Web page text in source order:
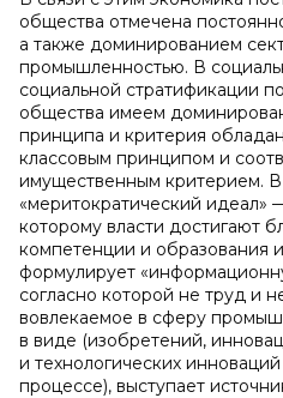
общества отмечена
а также доминированием
промышленностью. В
социальной стратификации
общества имеем
принципа и критерия
классовым принципом и
имущественным критерием.
«меритократический идеал»
которому власти достигают
компетенции и образования
формулирует
согласно которой не труд и
вовлекаемое в сферу
в виде (изобретений,
и технологических
процессе), выступает